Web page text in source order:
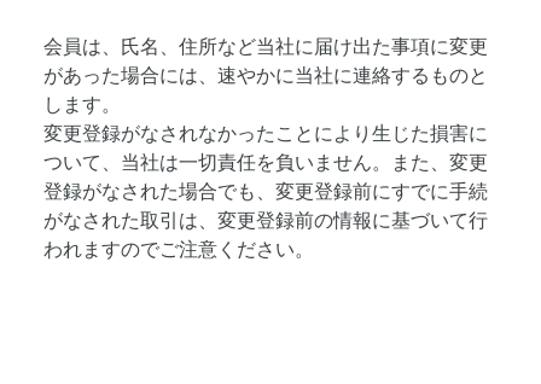
会員は、氏名、住所など当社に届け出た事項に変更
があった場合には、速やかに当社に連絡するものと
します。
変更登録がなされなかったことにより生じた損害に
ついて、当社は一切責任を負いません。また、変更
登録がなされた場合でも、変更登録前にすでに手続
がなされた取引は、変更登録前の情報に基づいて行
われますのでご注意ください。